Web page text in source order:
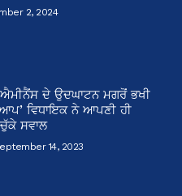
2, 2024
ਦੇ ਉਦਘਾਟਨ ਮਗਰੋਂ ਭਖੀ
ਵਿਧਾਇਕ ਨੇ ਆਪਣੀ ਹੀ
ਸਵਾਲ
14, 2023